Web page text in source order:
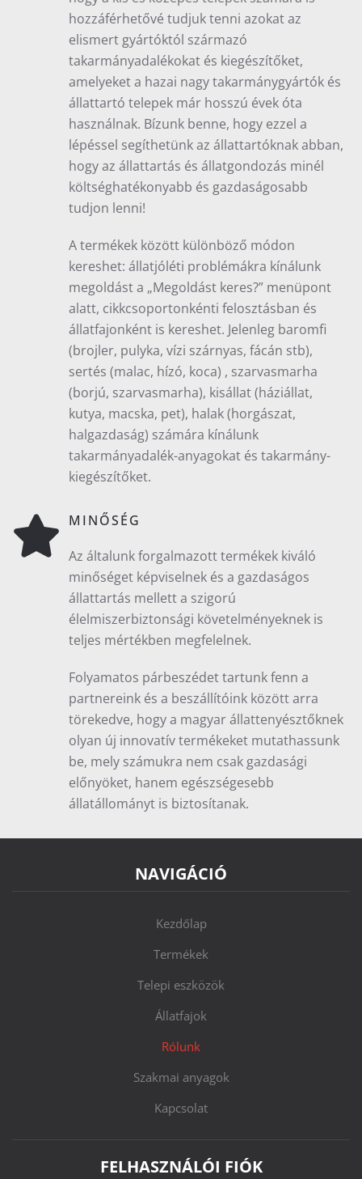
hozzáférhetővé tudjuk tenni azokat az
elismert gyártóktól származó
takarmányadalékokat és kiegészítőket,
amelyeket a hazai nagy takarmánygyártók és
állattartó telepek már hosszú évek óta
használnak. Bízunk benne, hogy ezzel a
lépéssel segíthetünk az állattartóknak abban,
hogy az állattartás és állatgondozás minél
költséghatékonyabb és gazdaságosabb
tudjon lenni!
A termékek között különböző módon
kereshet: állatjóléti problémákra kínálunk
megoldást a „Megoldást keres?” menüpont
alatt, cikkcsoportonkénti felosztásban és
állatfajonként is kereshet. Jelenleg baromfi
(brojler, pulyka, vízi szárnyas, fácán stb),
sertés (malac, hízó, koca) , szarvasmarha
(borjú, szarvasmarha), kisállat (háziállat,
kutya, macska, pet), halak (horgászat,
halgazdaság) számára kínálunk
takarmányadalék-anyagokat és takarmány-
kiegészítőket.
MINŐSÉG
Az általunk forgalmazott termékek kiváló
minőséget képviselnek és a gazdaságos
állattartás mellett a szigorú
élelmiszerbiztonsági követelményeknek is
teljes mértékben megfelelnek.
Folyamatos párbeszédet tartunk fenn a
partnereink és a beszállítóink között arra
törekedve, hogy a magyar állattenyésztőknek
olyan új innovatív termékeket mutathassunk
be, mely számukra nem csak gazdasági
előnyöket, hanem egészségesebb
állatállományt is biztosítanak.
NAVIGÁCIÓ
Kezdőlap
Termékek
Telepi eszközök
Állatfajok
Rólunk
Szakmai anyagok
Kapcsolat
FELHASZNÁLÓI FIÓK